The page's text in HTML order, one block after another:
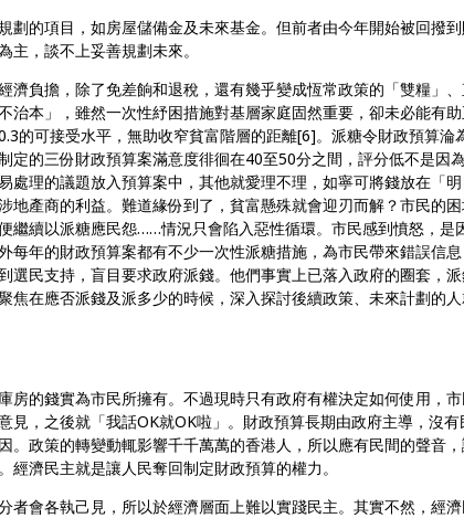
劃的項目，如房屋儲備金及未來基金。但前者由今年開始被回撥
主，談不上妥善規劃未來。
濟負擔，除了免差餉和退稅，還有幾乎變成恆常政策的「雙糧」
治本」，雖然一次性紓困措施對基層家庭固然重要，卻未必能有
的可接受水平，無助收窄貧富階層的距離[6]。派糖令財政預算淪
定的三份財政預算案滿意度徘徊在40至50分之間，評分低不是因
處理的議題放入預算案中，其他就愛理不理，如寧可將錢放在「
地產商的利益。難道緣份到了，貧富懸殊就會迎刃而解？市民的
繼續以派糖應民怨……情況只會陷入惡性循環。市民感到憤怒，是
每年的財政預算案都有不少一次性派糖措施，為市民帶來錯誤信
選民支持，盲目要求政府派錢。他們事實上已落入政府的圈套，
焦在應否派錢及派多少的時候，深入探討後續政策、未來計劃的
房的錢實為市民所擁有。不過現時只有政府有權決定如何使用，
見，之後就「我話OK就OK啦」。財政預算長期由政府主導，沒
。政策的轉變動輒影響千千萬萬的香港人，所以應有民間的聲音
經濟民主就是讓人民奪回制定財政預算的權力。
者會各執己見，所以於經濟層面上難以實踐民主。其實不然，經